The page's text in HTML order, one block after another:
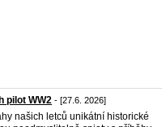
pilot WW2 - [27.6. 2026]
našich letců unikátní historické